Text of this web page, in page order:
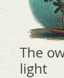
The
light